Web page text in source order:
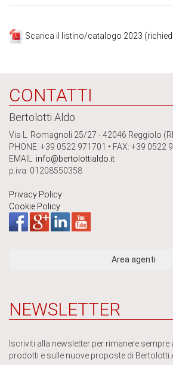
Scarica il listino/catalogo 2023
CONTATTI
Bertolotti Aldo
Via L. Romagnoli 25/27 - 42046 Reggiolo
PHONE: +39 0522 971701 • FAX: +39 0522
EMAIL: info@bertolottialdo.it
p.iva: 01208550358
Privacy Policy
Cookie Policy
NEWSLETTER
Iscriviti alla newsletter per rimanere
prodotti e sulle nuove proposte di Bertolotti